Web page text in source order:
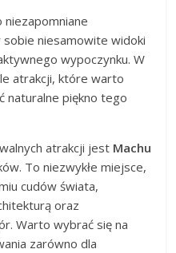
niezapomniane
sobie niesamowite widoki
wypoczynku. W
atrakcji, które warto
naturalne piękno tego
atrakcji jest Machu
To niezwykłe miejsce,
cudów świata,
oraz
Warto wybrać się na
zarówno dla